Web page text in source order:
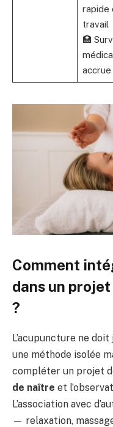
rapide
travail
🏥
accrue
Comment
dans un
?
L’acupuncture ne
une méthode isolée
compléter un projet
de naître et
L’association avec
— relaxation,